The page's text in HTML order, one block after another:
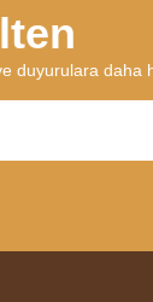
duyurulara daha